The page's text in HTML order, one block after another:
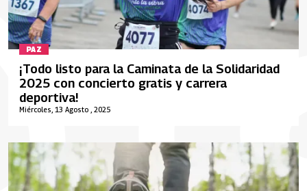
PAZ
Miércoles, 13 Agosto , 2025
¡Todo listo para la Caminata de la Solidaridad
2025 con concierto gratis y carrera
deportiva!